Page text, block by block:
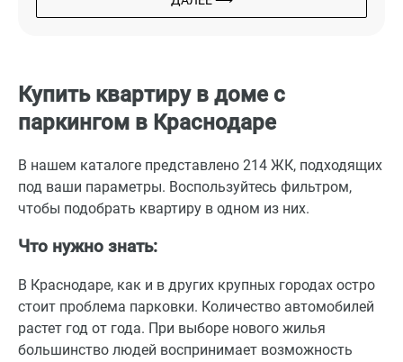
Купить квартиру в доме с
паркингом в Краснодаре
В нашем каталоге представлено 214 ЖК, подходящих
под ваши параметры. Воспользуйтесь фильтром,
чтобы подобрать квартиру в одном из них.
Что нужно знать:
В Краснодаре, как и в других крупных городах остро
стоит проблема парковки. Количество автомобилей
растет год от года. При выборе нового жилья
большинство людей воспринимает возможность